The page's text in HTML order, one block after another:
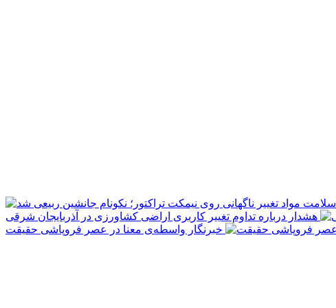
سلامت مواد
هشدار درباره تداوم تغییر کاربری اراضی کشاورزی در آذربایجان شرقی
خبرنگار واسطه‌ی معنا در عصر فروپاشی حقیقت